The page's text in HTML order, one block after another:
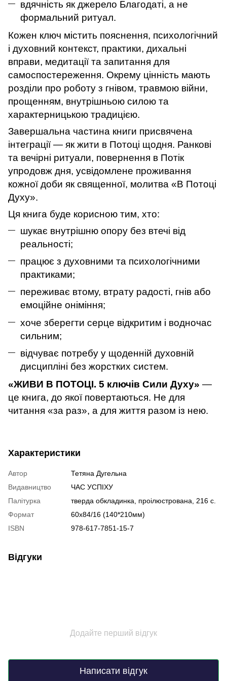
вдячність як джерело Благодаті, а не
формальний ритуал.
Кожен ключ містить пояснення, психологічний
і духовний контекст, практики, дихальні
вправи, медитації та запитання для
самоспостереження. Окрему цінність мають
розділи про роботу з гнівом, травмою війни,
прощенням, внутрішньою силою та
характерницькою традицією.
Завершальна частина книги присвячена
інтеграції — як жити в Потоці щодня. Ранкові
та вечірні ритуали, повернення в Потік
упродовж дня, усвідомлене проживання
кожної доби як священної, молитва «В Потоці
Духу».
Ця книга буде корисною тим, хто:
шукає внутрішню опору без втечі від
реальності;
працює з духовними та психологічними
практиками;
переживає втому, втрату радості, гнів або
емоційне оніміння;
хоче зберегти серце відкритим і водночас
сильним;
відчуває потребу у щоденній духовній
дисципліні без жорстких систем.
«ЖИВИ В ПОТОЦІ. 5 ключів Сили Духу» —
це книга, до якої повертаються. Не для
читання «за раз», а для життя разом із нею.
Характеристики
Автор
Тетяна Дугельна
Видавництво
ЧАС УСПІХУ
Палітурка
тверда обкладинка, проілюстрована, 216 с.
Формат
60х84/16 (140*210мм)
ISBN
978-617-7851-15-7
Відгуки
Додайте перший відгук
Написати відгук